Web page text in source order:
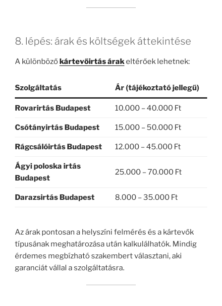
8. lépés: árak és költségek áttekintése
A különbözőkártevőirtás árakeltérőek lehetnek:
Szolgáltatás Ár (tájékoztató jellegű)
Rovarirtás Budapest 10.000 – 40.000 Ft
Csótányirtás Budapest 15.000 – 50.000 Ft
Rágcsálóirtás Budapest 12.000 – 45.000 Ft
Ágyi poloska irtás
Budapest
25.000 – 70.000 Ft
Darazsirtás Budapest 8.000 – 35.000 Ft
Az árak pontosan a helyszíni felmérés és a kártevők
típusának meghatározása után kalkulálhatók. Mindig
érdemes megbízható szakembert választani, aki
garanciát vállal a szolgáltatásra.